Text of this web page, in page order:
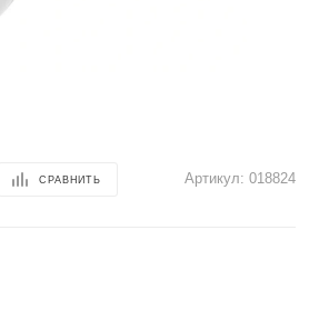
СРАВНИТЬ Артикул: 018824